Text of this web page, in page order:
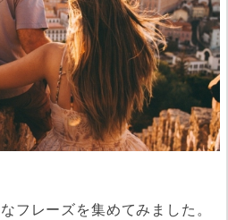
フレーズを集めてみました。